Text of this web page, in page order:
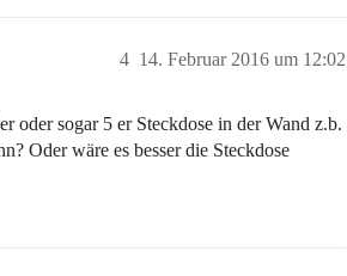
14. Februar 2016 um 12:02
4
oder sogar 5 er Steckdose in der Wand z.b.
Oder wäre es besser die Steckdose